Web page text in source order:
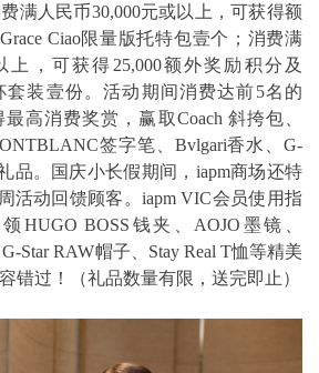
满人民币30,000元或以上，可获得额
Ciao限量版托特包壹个；消费满
上，可获得25,000额外奖励积分及
套装壹份。活动期间消费达前5名的
高消费奖赏，赢取Coach 斜挎包、
签字笔、Bvlgari香水、G-
品。国庆小长假期间，iapm商场还特
活动回馈顾客。iapm VIC会员使用指
HUGO BOSS钱夹、AOJO墨镜、
Star RAW帽子、Stay Real T恤等精美
错过！（礼品数量有限，送完即止）